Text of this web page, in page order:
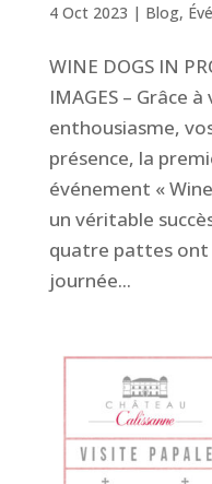
4 Oct 2023 | Blog,
WINE DOGS IN
IMAGES – Grâce
enthousiasme,
présence, la
événement «
un véritable
quatre pattes ont
journée...